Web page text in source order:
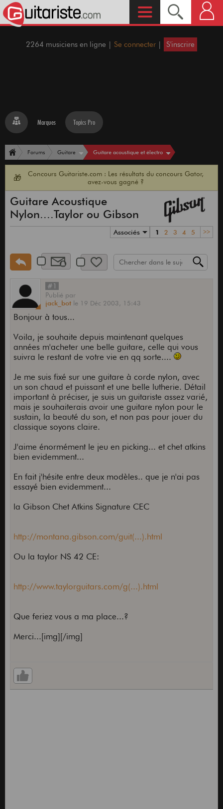
2264 musiciens en ligne | Se connecter | S'inscrire
Marques Topics Pro
Forums Guitare Guitare acoustique et électro
🎁
Concours Guitariste.com : Les résultats du concours Gator,
avez-vous gagné ?
Guitare Acoustique
Nylon....Taylor ou Gibson
Associés 1 2 3 4 5 >>
#1
Publié par
jack_bot le 19 Déc 2003, 15:43
Bonjour à tous...
Voila, je souhaite depuis maintenant quelques
années m'acheter une belle guitare, celle qui vous
suivra le restant de votre vie en qq sorte....
Je me suis fixé sur une guitare à corde nylon, avec
un son chaud et puissant et une belle lutherie. Détail
important à préciser, je suis un guitariste assez varié,
mais je souhaiterais avoir une guitare nylon pour le
sustain, la beauté du son, et non pas pour jouer du
classique soyons claire.
J'aime énormément le jeu en picking... et chet atkins
bien evidemment...
En fait j'hésite entre deux modèles.. que je n'ai pas
essayé bien evidemment...
la Gibson Chet Atkins Signature CEC
http://montana.gibson.com/guit(...).html
Ou la taylor NS 42 CE:
http://www.taylorguitars.com/g(...).html
Que feriez vous a ma place...?
Merci...[img][/img]